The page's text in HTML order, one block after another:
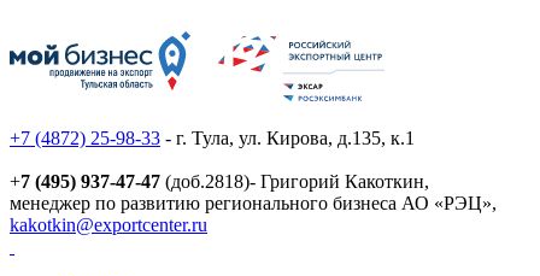
+7 (4872) 25-98-33 - г. Тула, ул. Кирова, д.135, к.1
+7 (495) 937-47-47 (доб.2818)- Григорий Какоткин,
менеджер по развитию регионального бизнеса АО «РЭЦ»,
kakotkin@exportcenter.ru